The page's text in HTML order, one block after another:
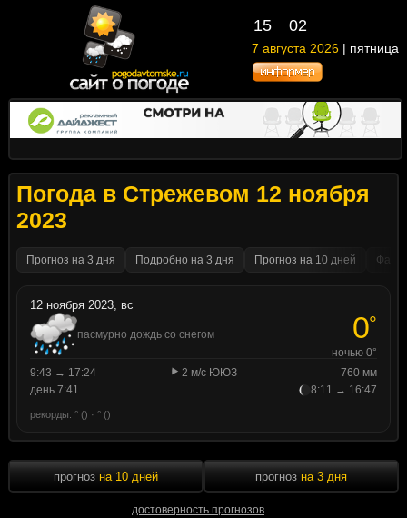
15 02
7 августа 2026 | пятница
Погода в Стрежевом 12 ноября
2023
Прогноз на 3 дня Подробно на 3 дня Прогноз на 10 дней
12 ноября 2023, вс
пасмурно дождь со снегом 0°
ночью 0°
9:43 → 17:24
2 м/с ЮЮЗ
760 мм
день 7:41
8:11 → 16:47
рекорды: ° () · ° ()
прогноз на 10 дней
достоверность прогнозов
прогноз на 3 дня